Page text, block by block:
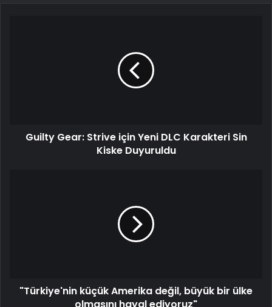
Guilty Gear: Strive için Yeni DLC Karakteri Sin
Kiske Duyuruldu
"Türkiye'nin küçük Amerika değil, büyük bir ülke